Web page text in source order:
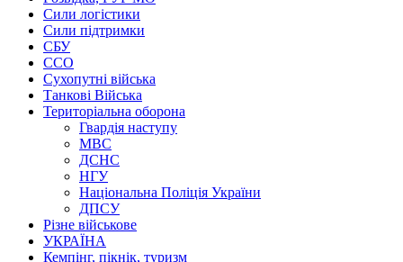
Сили логістики
Сили підтримки
СБУ
ССО
Сухопутні війська
Танкові Війська
Територіальна оборона
Гвардія наступу
МВС
ДСНС
НГУ
Національна Поліція України
ДПСУ
Різне військове
УКРАЇНА
Кемпінг, пікнік, туризм